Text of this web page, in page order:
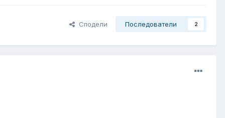
Сподели Последователи 2